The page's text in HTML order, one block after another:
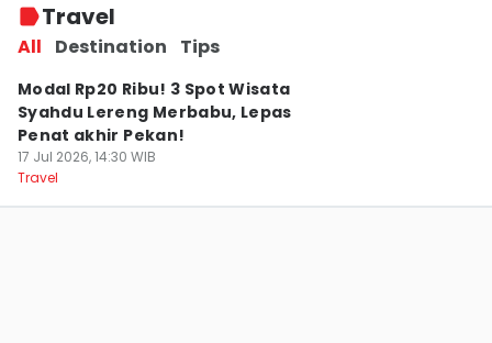
Travel
All Destination Tips
Travel
Modal Rp20 Ribu! 3 Spot Wisata
Syahdu Lereng Merbabu, Lepas
Penat akhir Pekan!
17 Jul 2026, 14:30 WIB
Travel